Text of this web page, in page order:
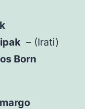
– (Irati)
Born